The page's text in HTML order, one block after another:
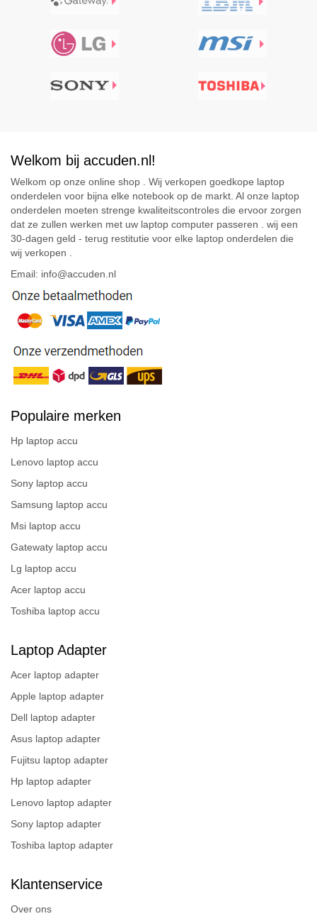
Welkom bij accuden.nl!
Welkom op onze online shop . Wij verkopen goedkope laptop
onderdelen voor bijna elke notebook op de markt. Al onze laptop
onderdelen moeten strenge kwaliteitscontroles die ervoor zorgen
dat ze zullen werken met uw laptop computer passeren . wij een
30-dagen geld - terug restitutie voor elke laptop onderdelen die
wij verkopen .
Email: info@accuden.nl
Populaire merken
Hp laptop accu
Lenovo laptop accu
Sony laptop accu
Samsung laptop accu
Msi laptop accu
Gatewaty laptop accu
Lg laptop accu
Acer laptop accu
Toshiba laptop accu
Laptop Adapter
Acer laptop adapter
Apple laptop adapter
Dell laptop adapter
Asus laptop adapter
Fujitsu laptop adapter
Hp laptop adapter
Lenovo laptop adapter
Sony laptop adapter
Toshiba laptop adapter
Klantenservice
Over ons